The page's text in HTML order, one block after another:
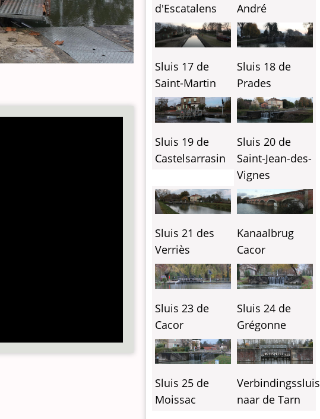
d'Escatalens
André
Sluis 17 de
Saint-Martin
Sluis 18 de
Prades
Sluis 19 de
Castelsarrasin
Sluis 20 de
Saint-Jean-des-
Vignes
Sluis 21 des
Verriès
Kanaalbrug
Cacor
Sluis 23 de
Cacor
Sluis 24 de
Grégonne
Sluis 25 de
Moissac
Verbindingssluis
naar de Tarn